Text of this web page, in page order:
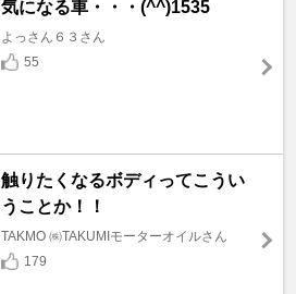
気になる車・・・(^^)1535
よっさん６３さん
55
触りたくなるボディってこうい
うことか！！
TAKMO ㈱TAKUMIモーターオイルさん
179